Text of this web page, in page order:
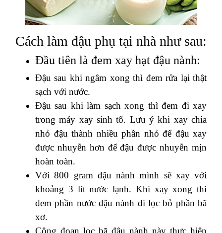
Cách làm đậu phụ tại nhà như sau:
Đầu tiên là đem xay hạt đậu nành:
Đậu sau khi ngâm xong thì đem rửa lại thật
sạch với nước.
Đậu sau khi làm sạch xong thì đem đi xay
trong máy xay sinh tố. Lưu ý khi xay chia
nhỏ đậu thành nhiều phần nhỏ để đậu xay
được nhuyễn hơn để đậu được nhuyễn mịn
hoàn toàn.
Với 800 gram đậu nành mình sẽ xay với
khoảng 3 lít nước lạnh. Khi xay xong thì
đem phần nước đậu nành đi lọc bỏ phần bã
xơ.
Công đoạn lọc bã đậu nành này thực hiện